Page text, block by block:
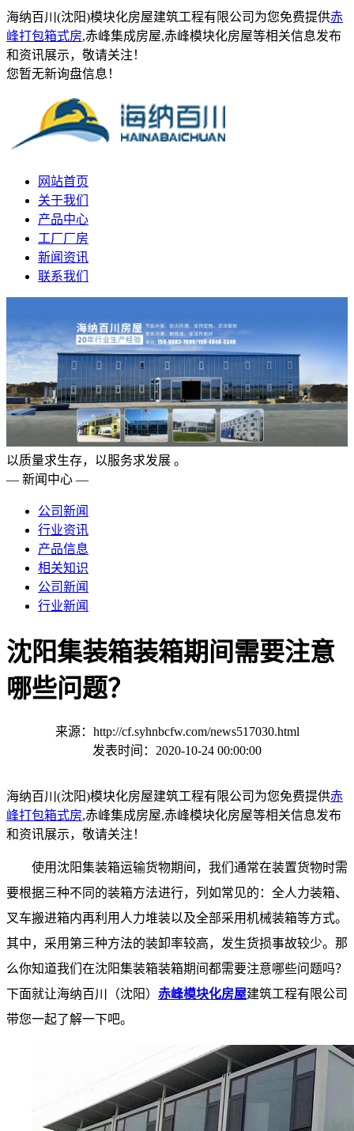
海纳百川(沈阳)模块化房屋建筑工程有限公司为您免费提供赤
峰打包箱式房,赤峰集成房屋,赤峰模块化房屋等相关信息发布
和资讯展示，敬请关注！
您暂无新询盘信息！
网站首页
关于我们
产品中心
工厂厂房
新闻资讯
联系我们
以质量求生存，以服务求发展 。
— 新闻中心 —
公司新闻
行业资讯
产品信息
相关知识
公司新闻
行业新闻
沈阳集装箱装箱期间需要注意
哪些问题？
来源：http://cf.syhnbcfw.com/news517030.html
发表时间：2020-10-24 00:00:00
海纳百川(沈阳)模块化房屋建筑工程有限公司为您免费提供赤
峰打包箱式房,赤峰集成房屋,赤峰模块化房屋等相关信息发布
和资讯展示，敬请关注！
使用沈阳集装箱运输货物期间，我们通常在装置货物时需
要根据三种不同的装箱方法进行，列如常见的：全人力装箱、
叉车搬进箱内再利用人力堆装以及全部采用机械装箱等方式。
其中，采用第三种方法的装卸率较高，发生货损事故较少。那
么你知道我们在沈阳集装箱装箱期间都需要注意哪些问题吗？
下面就让海纳百川（沈阳） 赤峰模块化房屋建筑工程有限公司
带您一起了解一下吧。